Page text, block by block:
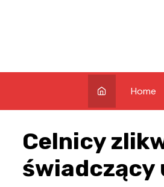
Home
Celnicy
świadczący